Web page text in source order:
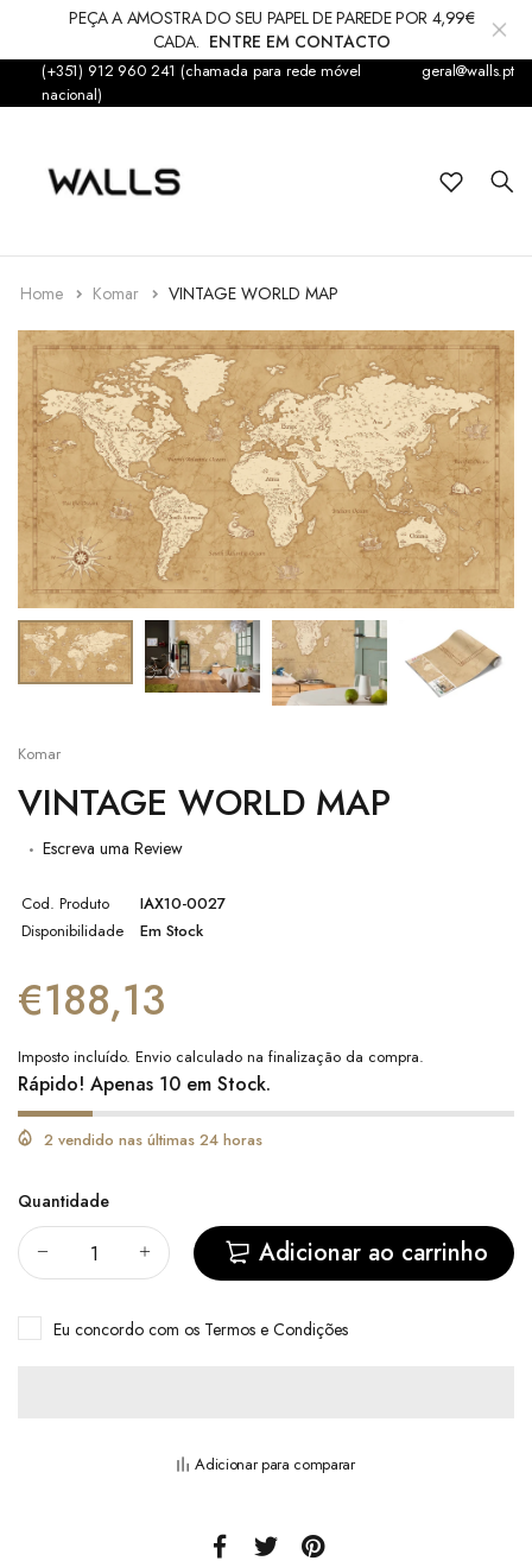
PEÇA A AMOSTRA DO SEU PAPEL DE PAREDE POR 4,99€
CADA. ENTRE EM CONTACTO
(+351) 912 960 241 (chamada para rede móvel
nacional)
geral@walls.pt
Home Komar VINTAGE WORLD MAP
Komar
VINTAGE WORLD MAP
Escreva uma Review
Cod. Produto
IAX10-0027
Disponibilidade
Em Stock
€188,13
Imposto incluído. Envio calculado na finalização da compra.
Rápido! Apenas 10 em Stock.
2 vendido nas últimas 24 horas
Quantidade
Adicionar ao carrinho
Eu concordo com os Termos e Condições
Adicionar para comparar
Papel de Parede
Acessórios
Tapetes & Alcatifas
Decorações